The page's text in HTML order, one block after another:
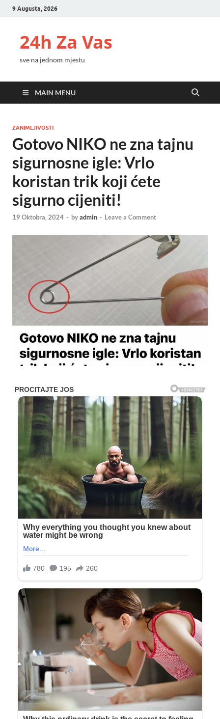
9 Augusta, 2026
24h Za Vas
sve na jednom mjestu
MAIN MENU
ZANIMLJIVOSTI
Gotovo NIKO ne zna tajnu
sigurnosne igle: Vrlo
koristan trik koji ćete
sigurno cijeniti!
19 Oktobra, 2024 - byadmin - Leave a Comment